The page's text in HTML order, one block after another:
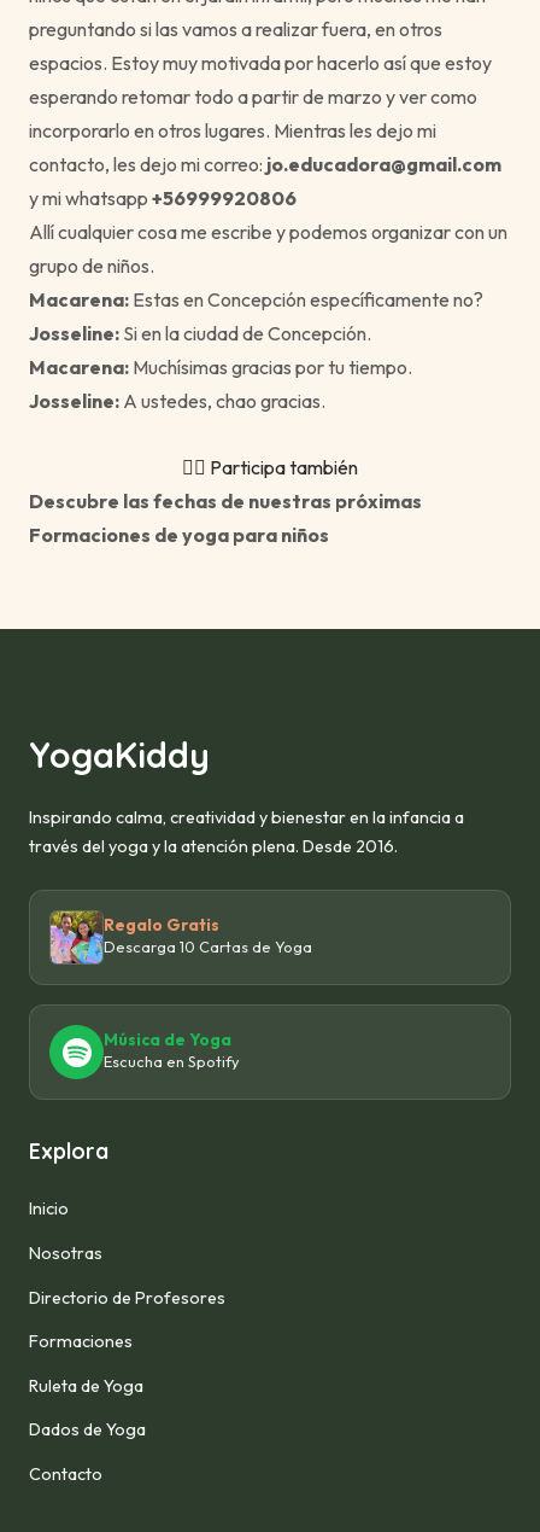
preguntando si las vamos a realizar fuera, en otros
espacios. Estoy muy motivada por hacerlo así que estoy
esperando retomar todo a partir de marzo y ver como
incorporarlo en otros lugares. Mientras les dejo mi
contacto, les dejo mi correo: jo.educadora@gmail.com
y mi whatsapp +56999920806
Allí cualquier cosa me escribe y podemos organizar con un
grupo de niños.
Macarena: Estas en Concepción específicamente no?
Josseline: Si en la ciudad de Concepción.
Macarena: Muchísimas gracias por tu tiempo.
Josseline: A ustedes, chao gracias.
🙋‍♀ Participa también
Descubre las fechas de nuestras próximas
Formaciones de yoga para niños
YogaKiddy
Inspirando calma, creatividad y bienestar en la infancia a
través del yoga y la atención plena. Desde 2016.
Regalo Gratis
Descarga 10 Cartas de Yoga
Música de Yoga
Escucha en Spotify
Explora
Inicio
Nosotras
Directorio de Profesores
Formaciones
Ruleta de Yoga
Dados de Yoga
Contacto